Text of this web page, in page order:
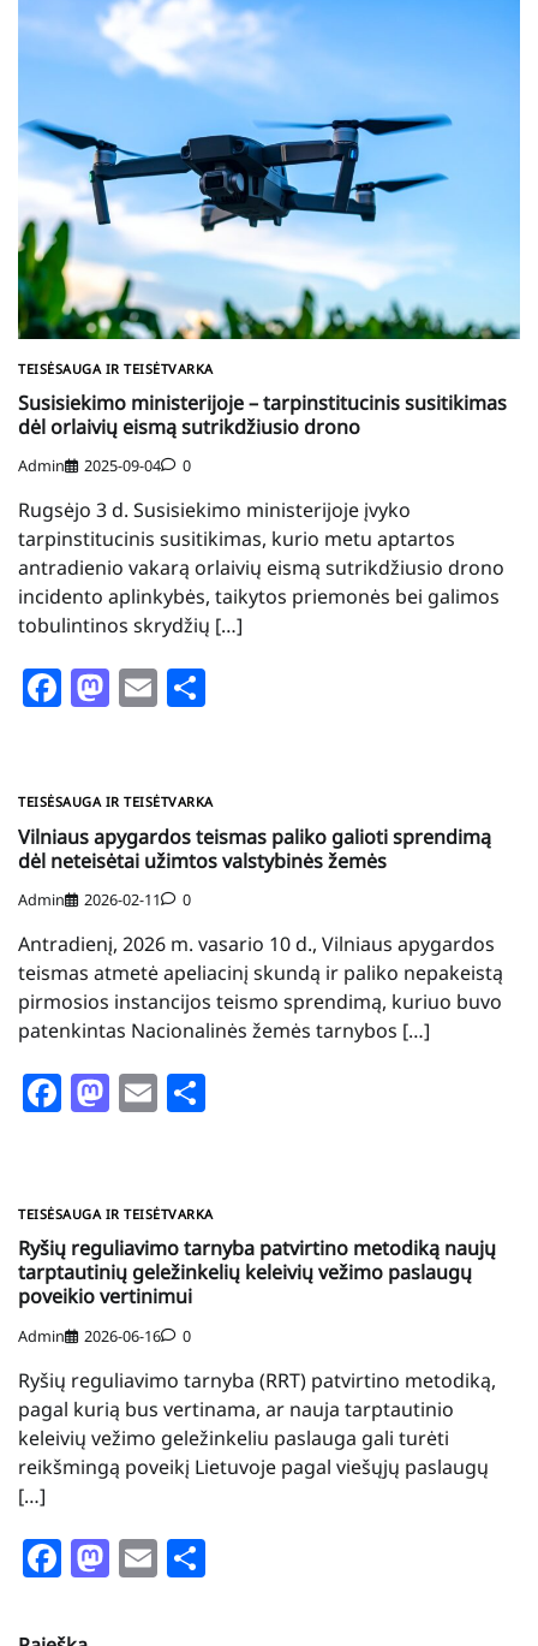
TEISĖSAUGA IR TEISĖTVARKA
Susisiekimo ministerijoje – tarpinstitucinis susitikimas
dėl orlaivių eismą sutrikdžiusio drono
Admin 2025-09-04 0
Rugsėjo 3 d. Susisiekimo ministerijoje įvyko
tarpinstitucinis susitikimas, kurio metu aptartos
antradienio vakarą orlaivių eismą sutrikdžiusio drono
incidento aplinkybės, taikytos priemonės bei galimos
tobulintinos skrydžių […]
Facebook
Mastodon
Email
TEISĖSAUGA IR TEISĖTVARKA
Vilniaus apygardos teismas paliko galioti sprendimą
dėl neteisėtai užimtos valstybinės žemės
Admin 2026-02-11 0
Antradienį, 2026 m. vasario 10 d., Vilniaus apygardos
teismas atmetė apeliacinį skundą ir paliko nepakeistą
pirmosios instancijos teismo sprendimą, kuriuo buvo
patenkintas Nacionalinės žemės tarnybos […]
Facebook
Mastodon
Email
TEISĖSAUGA IR TEISĖTVARKA
Ryšių reguliavimo tarnyba patvirtino metodiką naujų
tarptautinių geležinkelių keleivių vežimo paslaugų
poveikio vertinimui
Admin 2026-06-16 0
Ryšių reguliavimo tarnyba (RRT) patvirtino metodiką,
pagal kurią bus vertinama, ar nauja tarptautinio
keleivių vežimo geležinkeliu paslauga gali turėti
reikšmingą poveikį Lietuvoje pagal viešųjų paslaugų
[…]
Facebook
Mastodon
Email